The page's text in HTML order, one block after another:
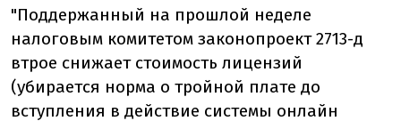
"Поддержанный на прошлой неделе
налоговым комитетом законопроект 2713-д
втрое снижает стоимость лицензий
(убирается норма о тройной плате до
вступления в действие системы онлайн